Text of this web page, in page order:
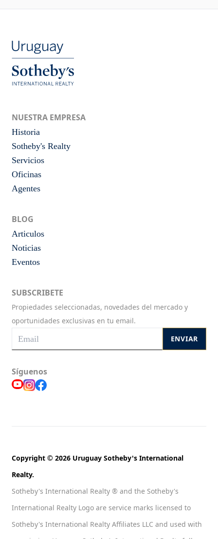
NUESTRA EMPRESA
Historia
Sotheby's Realty
Servicios
Oficinas
Agentes
BLOG
Articulos
Noticias
Eventos
SUBSCRIBETE
Propiedades seleccionadas, novedades del mercado y
oportunidades exclusivas en tu email.
ENVIAR
Síguenos
Copyright © 2026 Uruguay Sotheby's International
Realty.
Sotheby's International Realty ® and the Sotheby's
International Realty Logo are service marks licensed to
Sotheby's International Realty Affiliates LLC and used with